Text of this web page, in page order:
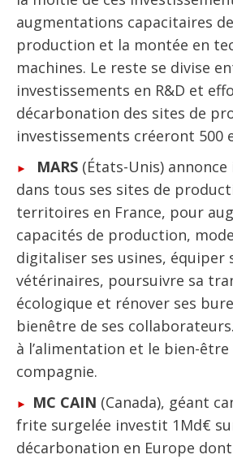
augmentations capacitaires
production et la montée en
machines. Le reste se divise
investissements en R&D et
décarbonation des sites de
investissements créeront 500
MARS(États-Unis) annonce
dans tous ses sites de
territoires en France, pour
capacités de production,
digitaliser ses usines, équiper
vétérinaires, poursuivre sa
écologique et rénover ses
bienêtre de ses
à l’alimentation et le bien-être
compagnie.
MC CAIN (Canada), géant
frite surgelée investit 1Md€
décarbonation en Europe